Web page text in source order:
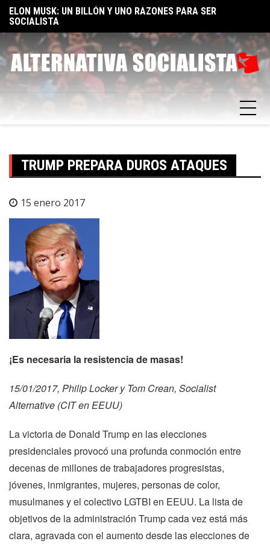
Skip
content
ELON MUSK: UN BILLÓN Y UNO RAZONES PARA SER
SOCIALISTA
TRUMP PREPARA DUROS ATAQUES
15 enero 2017
¡Es necesaria la resistencia de masas!
15/01/2017, Philip Locker y Tom Crean, Socialist
Alternative (CIT en EEUU)
La victoria de Donald Trump en las elecciones
presidenciales provocó una profunda conmoción entre
decenas de millones de trabajadores progresistas,
jóvenes, inmigrantes, mujeres, personas de color,
musulmanes y el colectivo LGTBI en EEUU. La lista de
objetivos de la administración Trump cada vez está más
clara, agravada con el aumento desde las elecciones de